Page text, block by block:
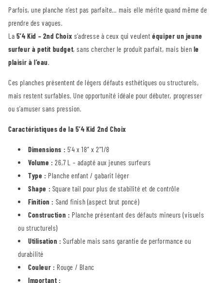
-
Choix
-
Parfois, une planche n’est pas parfaite… mais elle mérite quand même de
prendre des vagues.
La 5’4 Kid – 2nd Choix s’adresse à ceux qui veulentéquiper un jeune
surfeur à petit budget, sans chercher le produit parfait, mais bien le
plaisir à l’eau.
Ces planches présentent de légers défauts esthétiques ou structurels,
mais restent surfables. Une opportunité idéale pour débuter, progresser
ou s’amuser sans pression.
Caractéristiques de la 5’4 Kid 2nd Choix
Dimensions : 5’4 x 18” x 2”1/8
Volume : 26,7 L – adapté aux jeunes surfeurs
Type : Planche enfant / gabarit léger
Shape : Square tail pour plus de stabilité et de contrôle
Finition : Sand finish (aspect brut poncé)
Construction : Planche présentant des défauts mineurs (visuels
ou structurels)
Utilisation : Surfable mais sans garantie de performance ou
durabilité
Couleur : Rouge / Blanc
Important :